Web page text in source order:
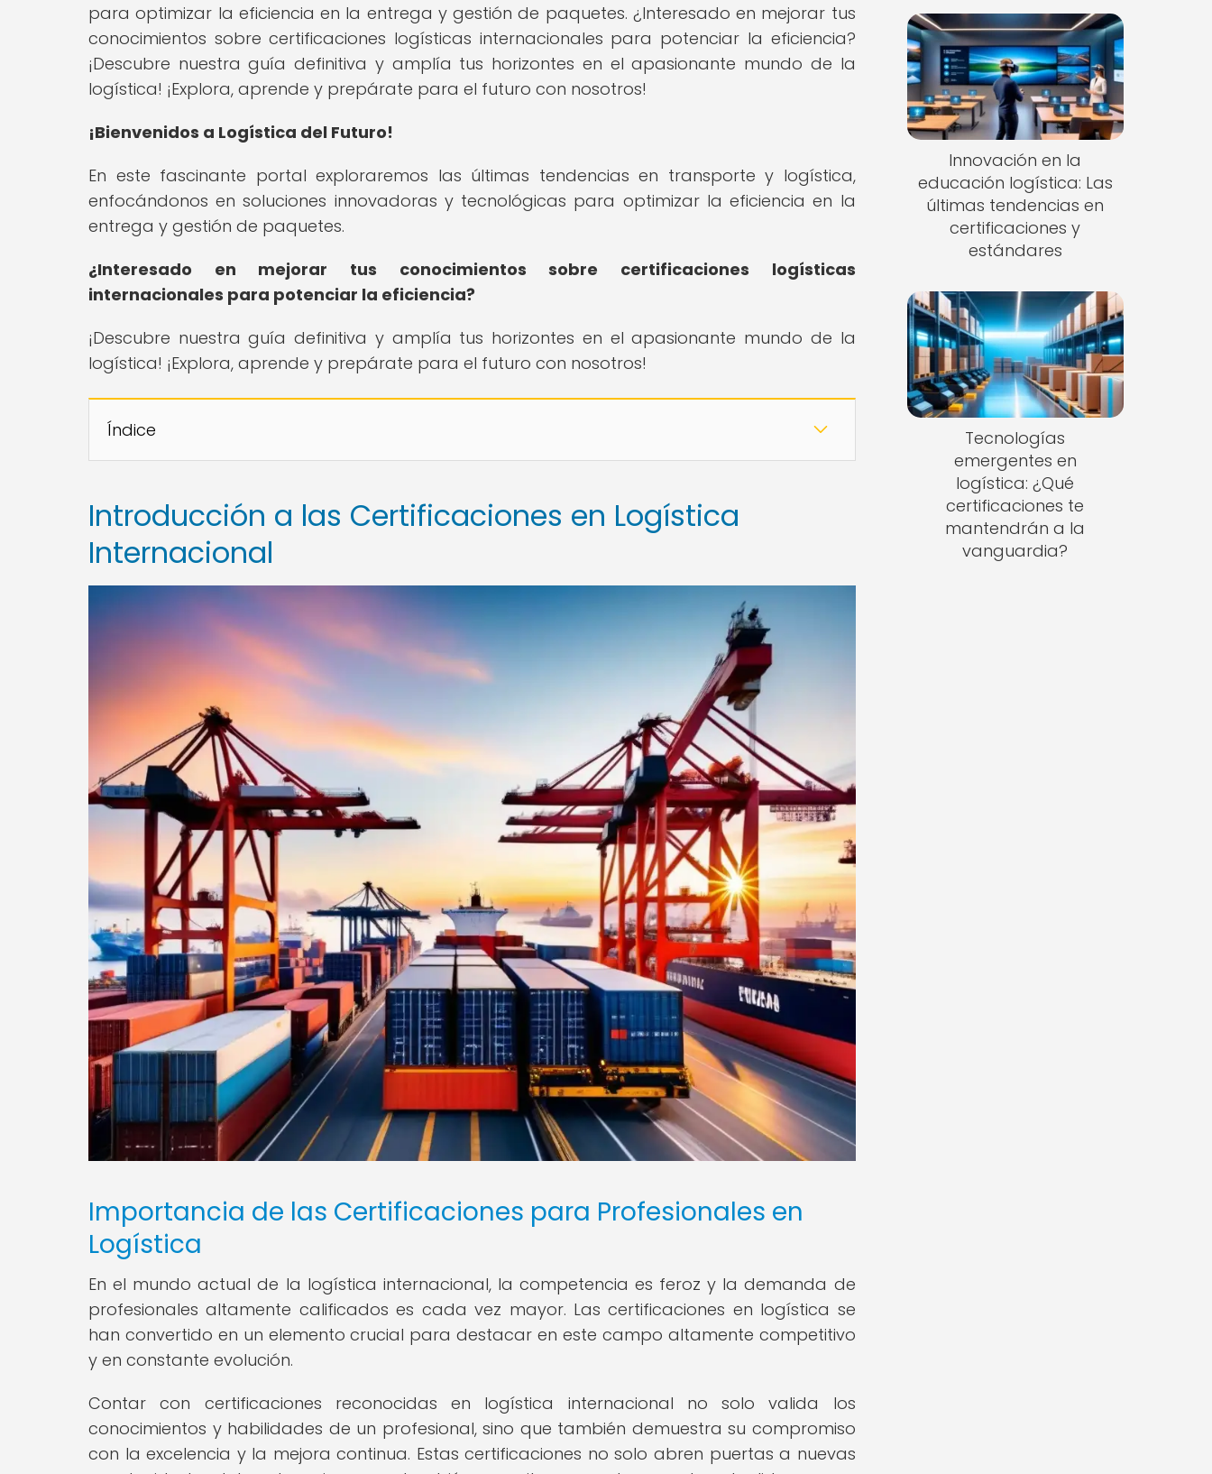
para optimizar la eficiencia en la entrega y gestión de paquetes. ¿Interesado en mejorar tus
conocimientos sobre certificaciones logísticas internacionales para potenciar la eficiencia?
¡Descubre nuestra guía definitiva y amplía tus horizontes en el apasionante mundo de la
logística! ¡Explora, aprende y prepárate para el futuro con nosotros!
¡Bienvenidos a Logística del Futuro!
En este fascinante portal exploraremos las últimas tendencias en transporte y logística,
enfocándonos en soluciones innovadoras y tecnológicas para optimizar la eficiencia en la
entrega y gestión de paquetes.
¿Interesado en mejorar tus conocimientos sobre certificaciones logísticas
internacionales para potenciar la eficiencia?
¡Descubre nuestra guía definitiva y amplía tus horizontes en el apasionante mundo de la
logística! ¡Explora, aprende y prepárate para el futuro con nosotros!
Índice
Introducción a las Certificaciones en Logística
Internacional
Importancia de las Certificaciones para Profesionales en
Logística
En el mundo actual de la logística internacional, la competencia es feroz y la demanda de
profesionales altamente calificados es cada vez mayor. Las certificaciones en logística se
han convertido en un elemento crucial para destacar en este campo altamente competitivo
y en constante evolución.
Contar con certificaciones reconocidas en logística internacional no solo valida los
conocimientos y habilidades de un profesional, sino que también demuestra su compromiso
con la excelencia y la mejora continua. Estas certificaciones no solo abren puertas a nuevas
Innovación en la
educación logística: Las
últimas tendencias en
certificaciones y
estándares
Tecnologías
emergentes en
logística: ¿Qué
certificaciones te
mantendrán a la
vanguardia?